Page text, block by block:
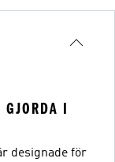
GJORDA I
designade för